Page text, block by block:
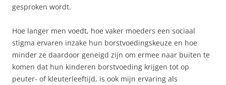
gesproken wordt.
Hoe langer men voedt, hoe vaker moeders een sociaal
stigma ervaren inzake hun borstvoedingskeuze en hoe
minder ze daardoor geneigd zijn om ermee naar buiten te
komen dat hun kinderen borstvoeding krijgen tot op
peuter- of kleuterleeftijd, is ook mijn ervaring als